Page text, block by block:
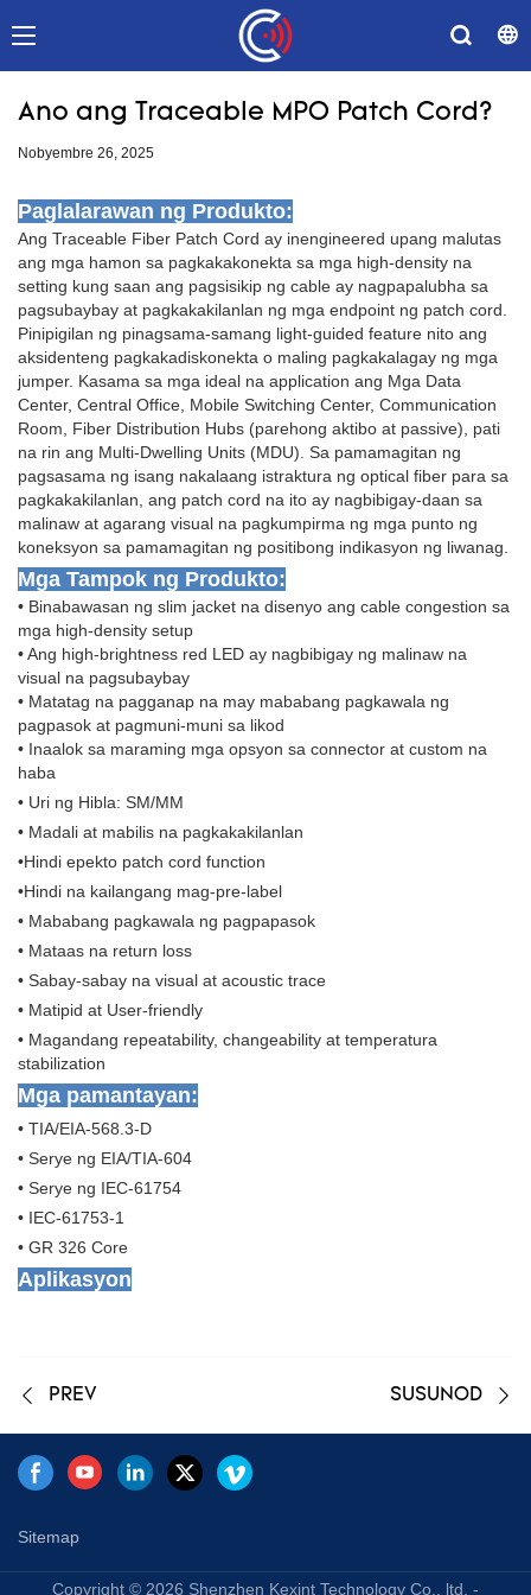
Ano ang Traceable MPO Patch Cord?
Nobyembre 26, 2025
Paglalarawan ng Produkto:
Ang Traceable Fiber Patch Cord ay inengineered upang malutas
ang mga hamon sa pagkakakonekta sa mga high-density na
setting kung saan ang pagsisikip ng cable ay nagpapalubha sa
pagsubaybay at pagkakakilanlan ng mga endpoint ng patch cord.
Pinipigilan ng pinagsama-samang light-guided feature nito ang
aksidenteng pagkakadiskonekta o maling pagkakalagay ng mga
jumper. Kasama sa mga ideal na application ang Mga Data
Center, Central Office, Mobile Switching Center, Communication
Room, Fiber Distribution Hubs (parehong aktibo at passive), pati
na rin ang Multi-Dwelling Units (MDU). Sa pamamagitan ng
pagsasama ng isang nakalaang istraktura ng optical fiber para sa
pagkakakilanlan, ang patch cord na ito ay nagbibigay-daan sa
malinaw at agarang visual na pagkumpirma ng mga punto ng
koneksyon sa pamamagitan ng positibong indikasyon ng liwanag.
Mga Tampok ng Produkto:
• Binabawasan ng slim jacket na disenyo ang cable congestion sa
mga high-density setup
• Ang high-brightness red LED ay nagbibigay ng malinaw na
visual na pagsubaybay
• Matatag na pagganap na may mababang pagkawala ng
pagpasok at pagmuni-muni sa likod
• Inaalok sa maraming mga opsyon sa connector at custom na
haba
• Uri ng Hibla: SM/MM
• Madali at mabilis na pagkakakilanlan
•Hindi epekto patch cord function
•Hindi na kailangang mag-pre-label
• Mababang pagkawala ng pagpapasok
• Mataas na return loss
• Sabay-sabay na visual at acoustic trace
• Matipid at User-friendly
• Magandang repeatability, changeability at temperatura
stabilization
Mga pamantayan:
• TIA/EIA-568.3-D
• Serye ng EIA/TIA-604
• Serye ng IEC-61754
• IEC-61753-1
• GR 326 Core
Aplikasyon
PREV SUSUNOD
Sitemap
Copyright © 2026 Shenzhen Kexint Technology Co., ltd. -